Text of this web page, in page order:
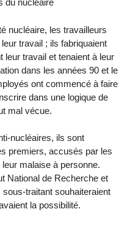
nucléaire, les travailleurs
travail ; ils fabriquaient
leur travail et tenaient à leur
dans les années 90 et le
ont commencé à faire
dans une logique de
mal vécue.
nucléaires, ils sont
premiers, accusés par les
malaise à personne.
National de Recherche et
traitant souhaiteraient
la possibilité.